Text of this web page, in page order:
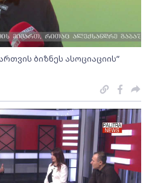
ბიზნეს ასოციაციის”